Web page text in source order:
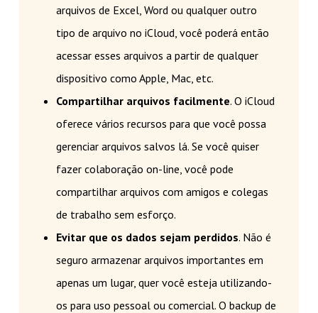
arquivos de Excel, Word ou qualquer outro
tipo de arquivo no iCloud, você poderá então
acessar esses arquivos a partir de qualquer
dispositivo como Apple, Mac, etc.
Compartilhar arquivos facilmente. O iCloud
oferece vários recursos para que você possa
gerenciar arquivos salvos lá. Se você quiser
fazer colaboração on-line, você pode
compartilhar arquivos com amigos e colegas
de trabalho sem esforço.
Evitar que os dados sejam perdidos. Não é
seguro armazenar arquivos importantes em
apenas um lugar, quer você esteja utilizando-
os para uso pessoal ou comercial. O backup de